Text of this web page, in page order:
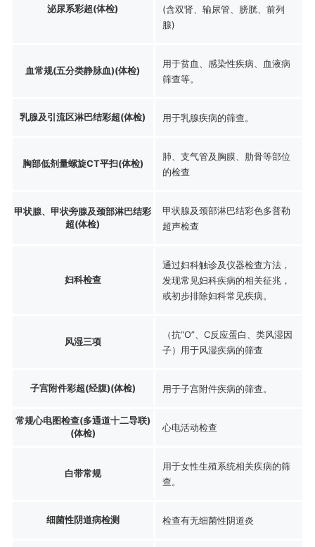
泌尿系彩超(体检)
(含双肾、输尿管、膀胱、前列
腺)
血常规(五分类静脉血)(体检)
用于贫血、感染性疾病、血液病
筛查等。
乳腺及引流区淋巴结彩超(体检) 用于乳腺疾病的筛查。
胸部低剂量螺旋CT平扫(体检)
肺、支气管及胸膜、肋骨等部位
的检查
甲状腺、甲状旁腺及颈部淋巴结彩
超(体检)
甲状腺及颈部淋巴结彩色多普勒
超声检查
妇科检查
通过妇科触诊及仪器检查方法，
发现常见妇科疾病的相关征兆，
或初步排除妇科常见疾病。
风湿三项
（抗“O”、C反应蛋白、类风湿因
子）用于风湿疾病的筛查
子宫附件彩超(经腹)(体检) 用于子宫附件疾病的筛查。
常规心电图检查(多通道十二导联)
(体检)
心电活动检查
白带常规
用于女性生殖系统相关疾病的筛
查。
细菌性阴道病检测 检查有无细菌性阴道炎